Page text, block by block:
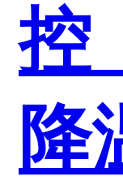
控
降